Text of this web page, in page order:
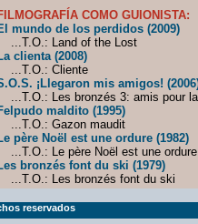
COMO GUIONISTA:
mundo de los perdidos (2009)
...T.O.: Land of the Lost
clienta (2008)
...T.O.: Cliente
¡Llegaron mis amigos!
...T.O.: Les bronzés 3: amis pour
maldito (1995)
...T.O.: Gazon maudit
père Noël est une ordure (1982)
...T.O.: Le père Noël est une ordure
bronzés font du ski (1979)
...T.O.: Les bronzés font du ski
reservados